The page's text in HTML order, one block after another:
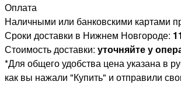
Оплата
Наличными или банковскими картами
Сроки доставки в Нижнем Новгороде:
Стоимость доставки: уточняйте у
*Для общего удобства цена указана в
как вы нажали "Купить" и отправили